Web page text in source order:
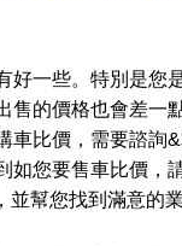
好一些。特別是您
售的價格也會差一
車比價，需要諮詢
如您要售車比價，
幫您找到滿意的業